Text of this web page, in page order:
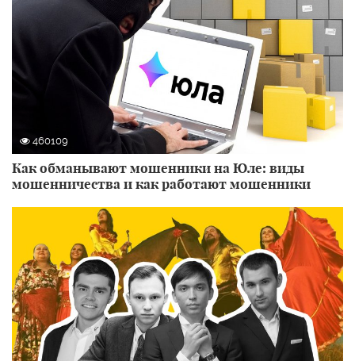
460109
Как обманывают мошенники на Юле: виды
мошенничества и как работают мошенники